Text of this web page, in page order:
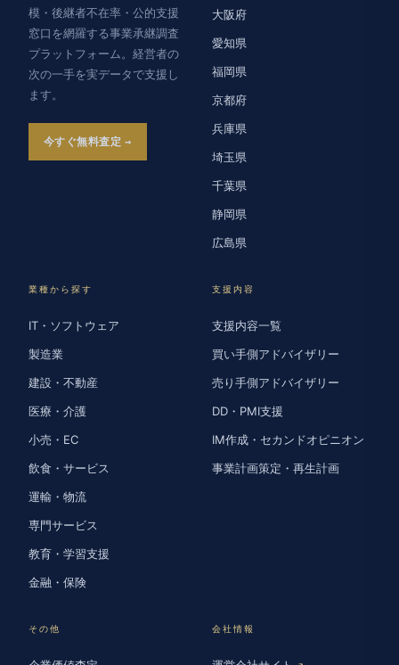
模・後継者不在率・公的支援
窓口を網羅する事業承継調査
プラットフォーム。経営者の
次の一手を実データで支援し
ます。
今すぐ無料査定
大阪府
愛知県
福岡県
京都府
兵庫県
埼玉県
千葉県
静岡県
広島県
業種から探す
IT・ソフトウェア
製造業
建設・不動産
医療・介護
小売・EC
飲食・サービス
運輸・物流
専門サービス
教育・学習支援
金融・保険
支援内容
支援内容一覧
買い手側アドバイザリー
売り手側アドバイザリー
DD・PMI支援
IM作成・セカンドオピニオン
事業計画策定・再生計画
その他 会社情報